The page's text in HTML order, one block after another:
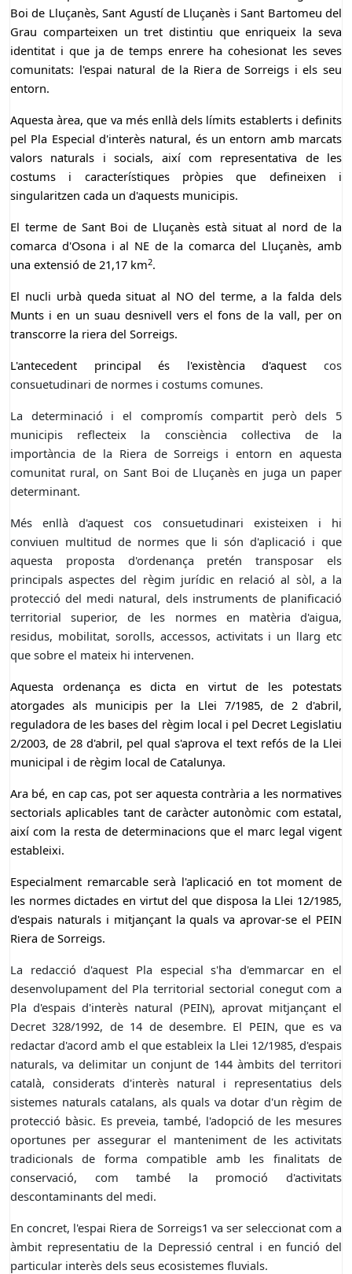
Boi de Lluçanès, Sant Agustí de Lluçanès i Sant Bartomeu del
Grau comparteixen un tret distintiu que enriqueix la seva
identitat i que ja de temps enrere ha cohesionat les seves
comunitats: l'espai natural de la Riera de Sorreigs i els seu
entorn.
Aquesta àrea, que va més enllà dels límits establerts i definits
pel Pla Especial d'interès natural, és un entorn amb marcats
valors naturals i socials, així com representativa de les
costums i característiques pròpies que defineixen i
singularitzen cada un d'aquests municipis.
El terme de Sant Boi de Lluçanès està situat al nord de la
comarca d'Osona i al NE de la comarca del Lluçanès, amb
una extensió de 21,17 km2.
El nucli urbà queda situat al NO del terme, a la falda dels
Munts i en un suau desnivell vers el fons de la vall, per on
transcorre la riera del Sorreigs.
L'antecedent principal és l'existència d'aquest cos
consuetudinari de normes i costums comunes.
La determinació i el compromís compartit però dels 5
municipis reflecteix la consciència col·lectiva de la
importància de la Riera de Sorreigs i entorn en aquesta
comunitat rural, on Sant Boi de Lluçanès en juga un paper
determinant.
Més enllà d'aquest cos consuetudinari existeixen i hi
conviuen multitud de normes que li són d'aplicació i que
aquesta proposta d'ordenança pretén transposar els
principals aspectes del règim jurídic en relació al sòl, a la
protecció del medi natural, dels instruments de planificació
territorial superior, de les normes en matèria d'aigua,
residus, mobilitat, sorolls, accessos, activitats i un llarg etc
que sobre el mateix hi intervenen.
Aquesta ordenança es dicta en virtut de les potestats
atorgades als municipis per la Llei 7/1985, de 2 d'abril,
reguladora de les bases del règim local i pel Decret Legislatiu
2/2003, de 28 d'abril, pel qual s'aprova el text refós de la Llei
municipal i de règim local de Catalunya.
Ara bé, en cap cas, pot ser aquesta contrària a les normatives
sectorials aplicables tant de caràcter autonòmic com estatal,
així com la resta de determinacions que el marc legal vigent
estableixi.
Especialment remarcable serà l'aplicació en tot moment de
les normes dictades en virtut del que disposa la Llei 12/1985,
d'espais naturals i mitjançant la quals va aprovar-se el PEIN
Riera de Sorreigs.
La redacció d'aquest Pla especial s'ha d'emmarcar en el
desenvolupament del Pla territorial sectorial conegut com a
Pla d'espais d'interès natural (PEIN), aprovat mitjançant el
Decret 328/1992, de 14 de desembre. El PEIN, que es va
redactar d'acord amb el que estableix la Llei 12/1985, d'espais
naturals, va delimitar un conjunt de 144 àmbits del territori
català, considerats d'interès natural i representatius dels
sistemes naturals catalans, als quals va dotar d'un règim de
protecció bàsic. Es preveia, també, l'adopció de les mesures
oportunes per assegurar el manteniment de les activitats
tradicionals de forma compatible amb les finalitats de
conservació, com també la promoció d'activitats
descontaminants del medi.
En concret, l'espai Riera de Sorreigs1 va ser seleccionat com a
àmbit representatiu de la Depressió central i en funció del
particular interès dels seus ecosistemes fluvials.